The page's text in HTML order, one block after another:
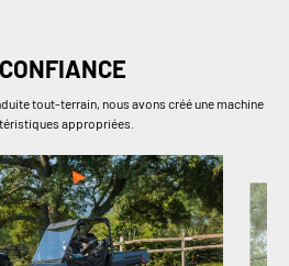
tout-terrain, nous avons créé une machine
appropriées.